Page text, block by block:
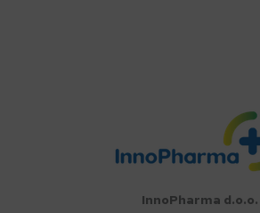
InnoPharma d.o.o.